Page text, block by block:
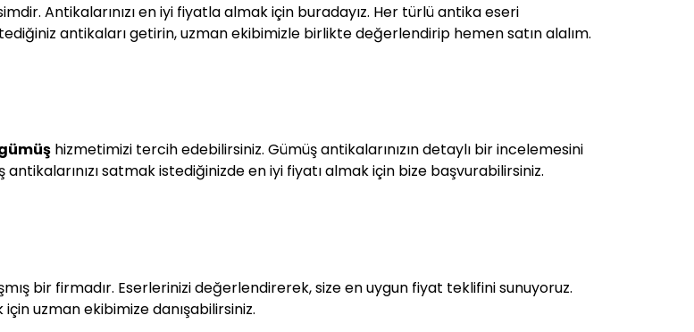
Antikalarınızı en iyi fiyatla almak için buradayız. Her türlü antika eseri
antikaları getirin, uzman ekibimizle birlikte değerlendirip hemen satın alalım.
hizmetimizi tercih edebilirsiniz. Gümüş antikalarınızın detaylı bir incelemesini
satmak istediğinizde en iyi fiyatı almak için bize başvurabilirsiniz.
bir firmadır. Eserlerinizi değerlendirerek, size en uygun fiyat teklifini sunuyoruz.
uzman ekibimize danışabilirsiniz.